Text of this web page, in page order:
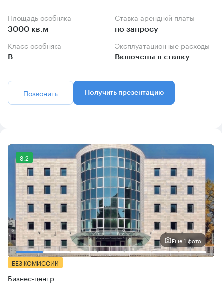
Площадь особняка
3000 кв.м
Ставка арендной платы
по запросу
Класс особняка
B
Эксплуатационные расходы
Включены в ставку
Позвонить Получить презентацию
8.2
Еще 1 фото
БЕЗ КОМИССИИ
Бизнес-центр